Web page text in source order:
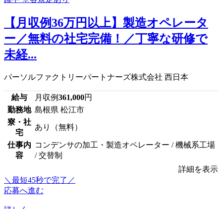
【月収例36万円以上】製造オペレータ
ー／無料の社宅完備！／丁寧な研修で
未経...
パーソルファクトリーパートナーズ株式会社 西日本
給与 月収例361,000円
勤務地 島根県 松江市
寮・社
宅
あり（無料）
仕事内
容
コンデンサの加工・製造オペレーター / 機械系工場
/ 交替制
詳細を表示
＼最短45秒で完了／
応募へ進む